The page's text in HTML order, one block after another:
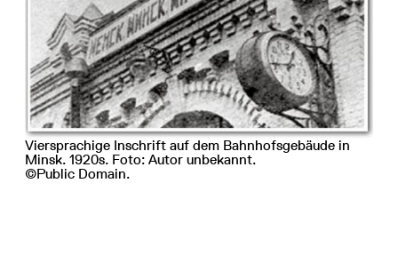
Viersprachige Inschrift auf dem Bahnhofsgebäude in
Minsk. 1920s. Foto: Autor unbekannt.
©Public Domain.